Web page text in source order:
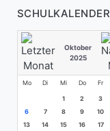
SCHULKALENDER
Oktober
2025
Mo Di Mi Do Fr
1 2 3
6
7 8 9 10
13
14 15 16 17